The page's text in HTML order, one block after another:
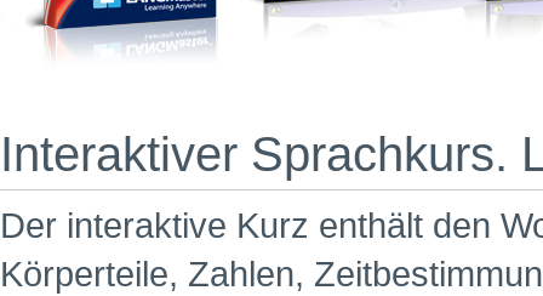
Interaktiver Sprachkurs.
Der interaktive Kurz enthält den
Körperteile, Zahlen,